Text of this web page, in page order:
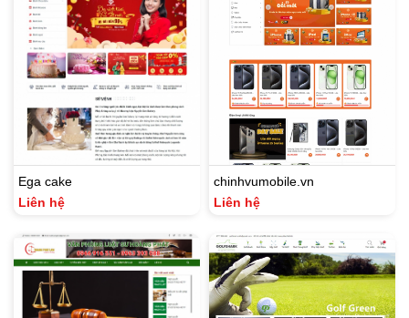
Ega cake
Liên hệ
chinhvumobile.vn
Liên hệ